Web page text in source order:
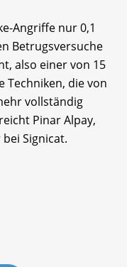
Angriffe nur 0,1
Betrugsversuche
also einer von 15
Techniken, die von
vollständig
Pinar Alpay,
Signicat.